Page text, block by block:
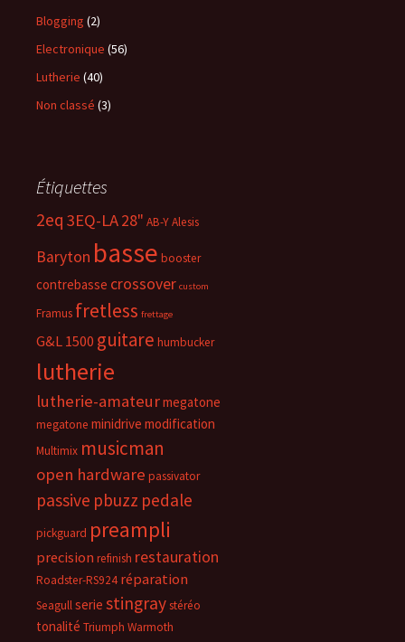
Blogging (2)
Electronique (56)
Lutherie (40)
Non classé (3)
Étiquettes
2eq 3EQ-LA28" AB-YAlesis
Baryton basse booster
contrebasse crossover custom
Framus fretless frettage
G&L 1500 guitare humbucker
lutherie
lutherie-amateurmegatone
megatone minidrive modification
Multimix musicman
open hardware passivator
passive pbuzz pedale
pickguard preampli
precision refinish restauration
Roadster-RS924 réparation
Seagullserie stingraystéréo
tonalité Triumph Warmoth